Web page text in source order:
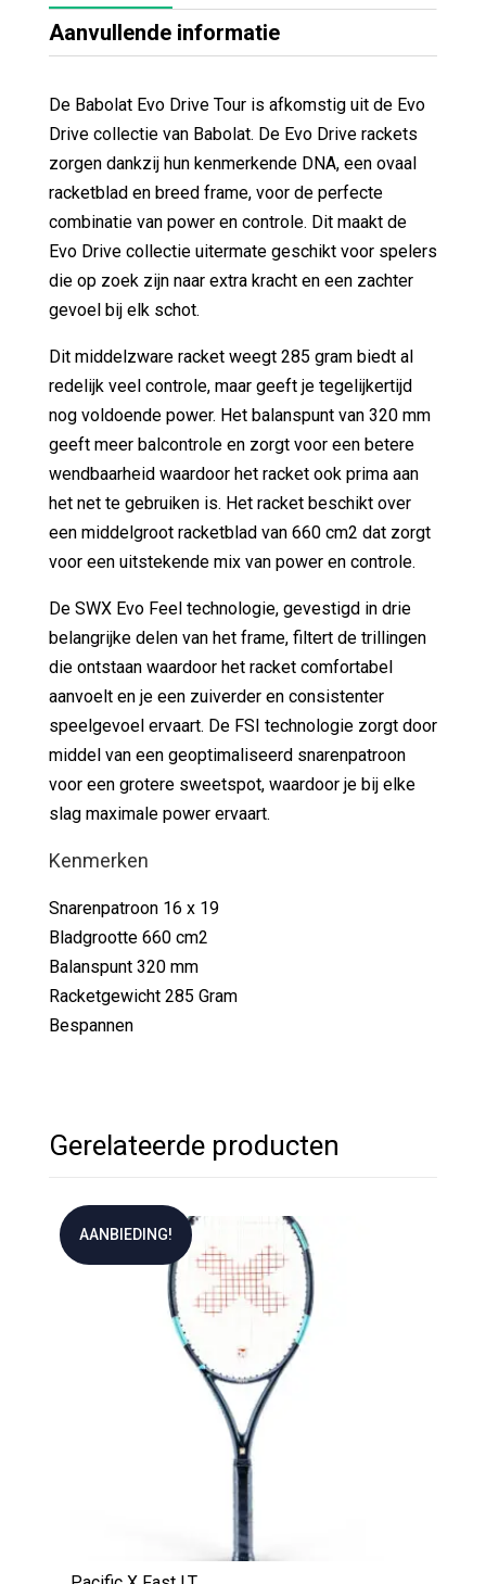
Aanvullende informatie
De Babolat Evo Drive Tour is afkomstig uit de Evo
Drive collectie van Babolat. De Evo Drive rackets
zorgen dankzij hun kenmerkende DNA, een ovaal
racketblad en breed frame, voor de perfecte
combinatie van power en controle. Dit maakt de
Evo Drive collectie uitermate geschikt voor spelers
die op zoek zijn naar extra kracht en een zachter
gevoel bij elk schot.
Dit middelzware racket weegt 285 gram biedt al
redelijk veel controle, maar geeft je tegelijkertijd
nog voldoende power. Het balanspunt van 320 mm
geeft meer balcontrole en zorgt voor een betere
wendbaarheid waardoor het racket ook prima aan
het net te gebruiken is. Het racket beschikt over
een middelgroot racketblad van 660 cm2 dat zorgt
voor een uitstekende mix van power en controle.
De SWX Evo Feel technologie, gevestigd in drie
belangrijke delen van het frame, filtert de trillingen
die ontstaan waardoor het racket comfortabel
aanvoelt en je een zuiverder en consistenter
speelgevoel ervaart. De FSI technologie zorgt door
middel van een geoptimaliseerd snarenpatroon
voor een grotere sweetspot, waardoor je bij elke
slag maximale power ervaart.
Kenmerken
Snarenpatroon 16 x 19
Bladgrootte 660 cm2
Balanspunt 320 mm
Racketgewicht 285 Gram
Bespannen
Gerelateerde producten
AANBIEDING!